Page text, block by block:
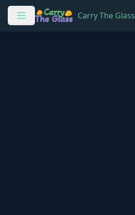
Carry The Glass